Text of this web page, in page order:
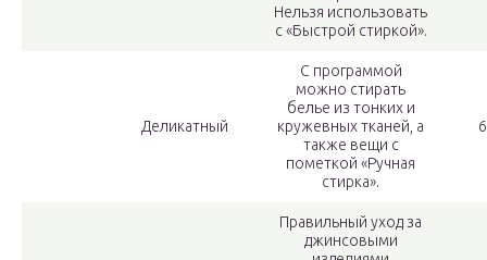
Нельзя использовать
с «Быстрой стиркой».
Деликатный
С программой
можно стирать
белье из тонких и
кружевных тканей, а
также вещи с
пометкой «Ручная
стирка».
Правильный уход за
джинсовыми